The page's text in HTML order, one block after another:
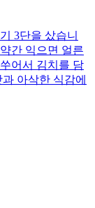
3단을 샀습니
간 익으면 얼른
어서 김치를 담
아삭한 식감에